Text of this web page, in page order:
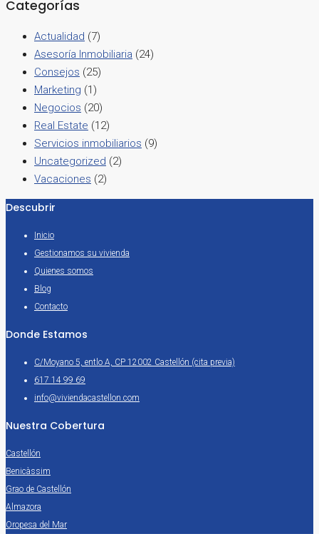
Categorías
Actualidad (7)
Asesoría Inmobiliaria (24)
Consejos (25)
Marketing (1)
Negocios (20)
Real Estate (12)
Servicios inmobiliarios (9)
Uncategorized (2)
Vacaciones (2)
Descubrir
Inicio
Gestionamos su vivienda
Quienes somos
Blog
Contacto
Donde Estamos
C/Moyano 5, entlo A, CP 12002 Castellón (cita previa)
617 14 99 69
info@viviendacastellon.com
Nuestra Cobertura
Castellón
Benicàssim
Grao de Castellón
Almazora
Oropesa del Mar